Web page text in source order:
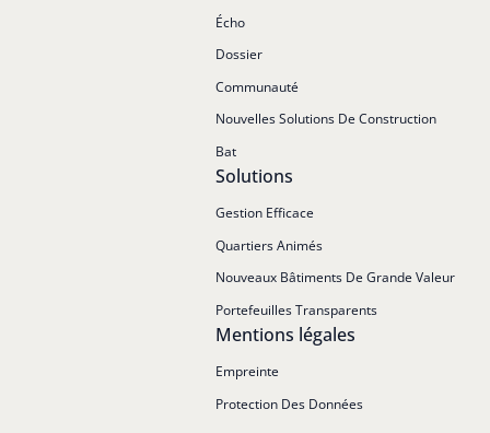
Écho
Dossier
Communauté
Nouvelles Solutions De Construction
Bat
Solutions
Gestion Efficace
Quartiers Animés
Nouveaux Bâtiments De Grande Valeur
Portefeuilles Transparents
Mentions légales
Empreinte
Protection Des Données